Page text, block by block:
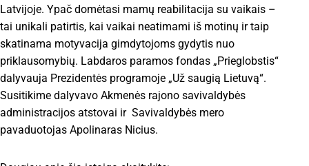
Latvijoje. Ypač domėtasi mamų reabilitacija su vaikais –
tai unikali patirtis, kai vaikai neatimami iš motinų ir taip
skatinama motyvacija gimdytojoms gydytis nuo
priklausomybių. Labdaros paramos fondas „Prieglobstis“
dalyvauja Prezidentės programoje „Už saugią Lietuvą“.
Susitikime dalyvavo Akmenės rajono savivaldybės
administracijos atstovai ir Savivaldybės mero
pavaduotojas Apolinaras Nicius.